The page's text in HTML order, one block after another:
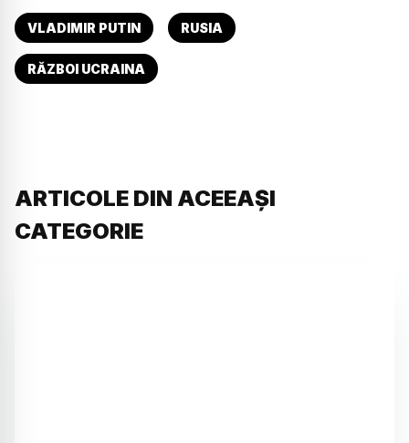
VLADIMIR PUTIN RUSIA
RĂZBOI UCRAINA
ARTICOLE DIN ACEEAȘI
CATEGORIE